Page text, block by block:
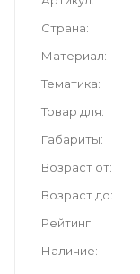
Страна
Материал
Тематика
Товар для
Габариты
Возраст от
Возраст до
Рейтинг
Наличие